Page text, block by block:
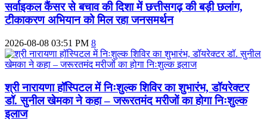
सर्वाइकल कैंसर से बचाव की दिशा में छत्तीसगढ़ की बड़ी छलांग,
टीकाकरण अभियान को मिल रहा जनसमर्थन
2026-08-08 03:51 PM 8
श्री नारायणा हॉस्पिटल में निःशुल्क शिविर का शुभारंभ, डॉयरेक्टर
डॉ. सुनील खेमका ने कहा – जरूरतमंद मरीजों का होगा निःशुल्क
इलाज